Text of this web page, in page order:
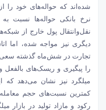
شده‌‌‌اند که حواله‌‌‌های خود را
نرخ بانکی حواله‌‌‌ها نسبت
دیگری نیز مواجه شده، اما
تجارت در شش‌ماه گذشته سعی
را پیگیری و ریسک‌‌‌های بالفعل و
میلگرد نیز نشان می‌دهد که
کمترین نسبت‌‌‌های حجم
رکود و مازاد تولید در بازار